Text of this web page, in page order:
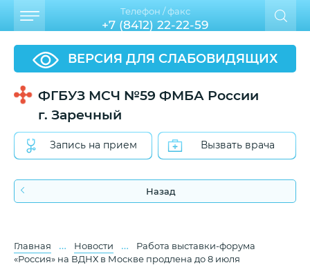
ВЕРСИЯ ДЛЯ СЛАБОВИДЯЩИХ
ФГБУЗ МСЧ №59 ФМБА России
г. Заречный
Запись на прием Вызвать врача
Телефон / факс
+7 (8412) 22-22-59
Назад
Главная … Новости …
Работа выставки-форума
«Россия» на ВДНХ в Москве продлена до 8 июля